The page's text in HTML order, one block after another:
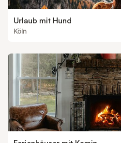
Urlaub mit Hund
Köln